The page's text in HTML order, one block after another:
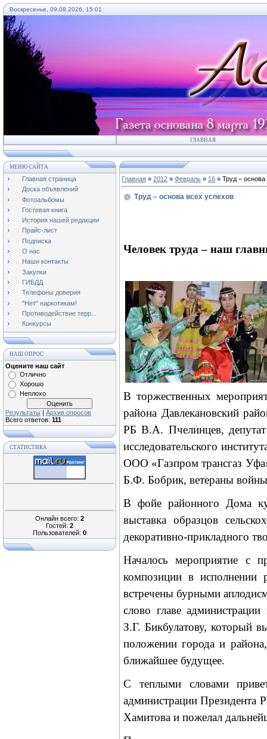
Воскресенье, 09.08.2026, 15:01
ГЛАВНАЯ
МЕНЮ САЙТА
Главная страница
Доска объявлений
Фотоальбомы
Гостевая книга
История нашей редакции
Прайс-лист
Подписка
О нас
Наши контакты
Закупки
ГИБДД
Телефоны доверия
"Нет" наркотикам!
Противодействие терр...
Конкурсы
НАШ ОПРОС
Оцените наш сайт
Отлично
Хорошо
Неплохо
Результаты | Архив опросов
Всего ответов: 111
СТАТИСТИКА
Онлайн всего: 2
Гостей: 2
Пользователей: 0
Главная » 2012 » Февраль » 16 » Труд –
Труд – основа всех успехов
Человек труда – наш
В торжественных
района Давлекановский
РБ В.А. Пчелинцев, депутат
исследовательского
ООО «Газпром трансгаз
Б.Ф. Бобрик, ветераны
В фойе районного Дома
выставка образцов
декоративно-прикладного
Началось мероприятие с
композиции в
встречены бурными
слово главе
З.Г. Бикбулатову, который
положении города и
ближайшее будущее.
С теплыми словами
администрации Президента
Хамитова и пожелал